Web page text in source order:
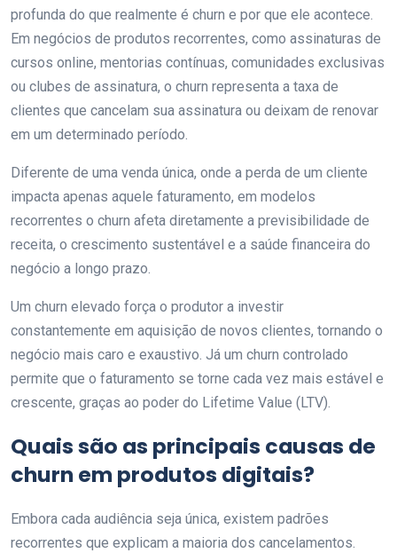
profunda do que realmente é churn e por que ele acontece.
Em negócios de produtos recorrentes, como assinaturas de
cursos online, mentorias contínuas, comunidades exclusivas
ou clubes de assinatura, o churn representa a taxa de
clientes que cancelam sua assinatura ou deixam de renovar
em um determinado período.
Diferente de uma venda única, onde a perda de um cliente
impacta apenas aquele faturamento, em modelos
recorrentes o churn afeta diretamente a previsibilidade de
receita, o crescimento sustentável e a saúde financeira do
negócio a longo prazo.
Um churn elevado força o produtor a investir
constantemente em aquisição de novos clientes, tornando o
negócio mais caro e exaustivo. Já um churn controlado
permite que o faturamento se torne cada vez mais estável e
crescente, graças ao poder do Lifetime Value (LTV).
Quais são as principais causas de
churn em produtos digitais?
Embora cada audiência seja única, existem padrões
recorrentes que explicam a maioria dos cancelamentos.